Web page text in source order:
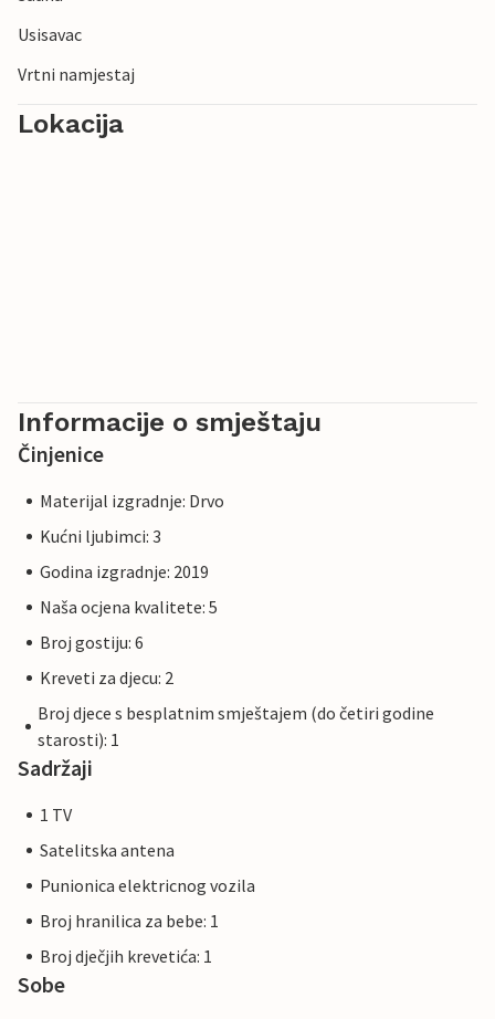
Usisavac
Vrtni namjestaj
Lokacija
Informacije o smještaju
Činjenice
Materijal izgradnje: Drvo
Kućni ljubimci: 3
Godina izgradnje: 2019
Naša ocjena kvalitete: 5
Broj gostiju: 6
Kreveti za djecu: 2
Broj djece s besplatnim smještajem (do četiri godine
starosti): 1
Sadržaji
1 TV
Satelitska antena
Punionica elektricnog vozila
Broj hranilica za bebe: 1
Broj dječjih krevetića: 1
Sobe